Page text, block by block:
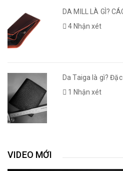
DA MILL LÀ GÌ?
4 Nhận xét
Da Taiga là gì?
1 Nhận xét
VIDEO MỚI